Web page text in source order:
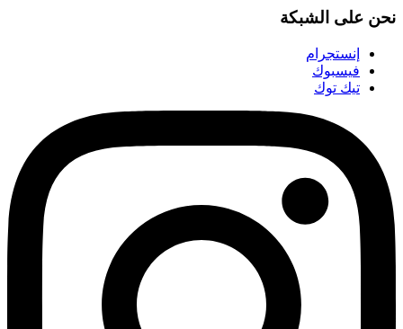
نحن على الشبكة
إنستجرام
فيسبوك
تيك توك